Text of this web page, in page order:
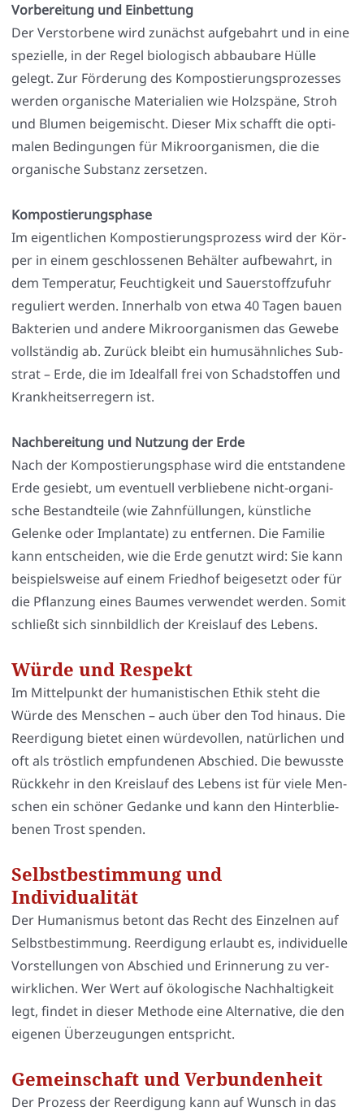
Vor­be­rei­tung und Ein­bet­tung
Der Ver­stor­be­ne wird zunächst auf­ge­bahrt und in eine
spe­zi­el­le, in der Regel bio­lo­gisch abbau­ba­re Hül­le
gelegt. Zur För­de­rung des Kom­pos­tie­rungs­pro­zes­ses
wer­den orga­ni­sche Mate­ria­li­en wie Holz­spä­ne, Stroh
und Blu­men bei­gemischt. Die­ser Mix schafft die opti­
ma­len Bedin­gun­gen für Mikro­or­ga­nis­men, die die
orga­ni­sche Sub­stanz zer­set­zen.
Kom­pos­tie­rungs­pha­se
Im eigent­li­chen Kom­pos­tie­rungs­pro­zess wird der Kör­
per in einem geschlos­se­nen Behäl­ter auf­be­wahrt, in
dem Tem­pe­ra­tur, Feuch­tig­keit und Sau­er­stoff­zu­fuhr
regu­liert wer­den. Inner­halb von etwa 40 Tagen bau­en
Bak­te­ri­en und ande­re Mikro­or­ga­nis­men das Gewe­be
voll­stän­dig ab. Zurück bleibt ein humus­ähn­li­ches Sub­
strat – Erde, die im Ide­al­fall frei von Schad­stof­fen und
Krank­heits­er­re­gern ist.
Nach­be­rei­tung und Nut­zung der Erde
Nach der Kom­pos­tie­rungs­pha­se wird die ent­stan­de­ne
Erde gesiebt, um even­tu­ell ver­blie­be­ne nicht-orga­ni­
sche Bestand­tei­le (wie Zahn­fül­lun­gen, künst­li­che
Gelen­ke oder Implan­ta­te) zu ent­fer­nen. Die Fami­lie
kann ent­schei­den, wie die Erde genutzt wird: Sie kann
bei­spiels­wei­se auf einem Fried­hof bei­gesetzt oder für
die Pflan­zung eines Bau­mes ver­wen­det wer­den. Somit
schließt sich sinn­bild­lich der Kreis­lauf des Lebens.
Würde und Respekt
Im Mit­tel­punkt der huma­nis­ti­schen Ethik steht die
Wür­de des Men­schen – auch über den Tod hin­aus. Die
Reer­di­gung bie­tet einen wür­de­vol­len, natür­li­chen und
oft als tröst­lich emp­fun­de­nen Abschied. Die bewuss­te
Rück­kehr in den Kreis­lauf des Lebens ist für vie­le Men­
schen ein schö­ner Gedan­ke und kann den Hin­ter­blie­
be­nen Trost spen­den.
Selbstbestimmung und
Individualität
Der Huma­nis­mus betont das Recht des Ein­zel­nen auf
Selbst­be­stim­mung. Reer­di­gung erlaubt es, indi­vi­du­el­le
Vor­stel­lun­gen von Abschied und Erin­ne­rung zu ver­
wirk­li­chen. Wer Wert auf öko­lo­gi­sche Nach­hal­tig­keit
legt, fin­det in die­ser Metho­de eine Alter­na­ti­ve, die den
eige­nen Über­zeu­gun­gen ent­spricht.
Gemeinschaft und Verbundenheit
Der Pro­zess der Reer­di­gung kann auf Wunsch in das